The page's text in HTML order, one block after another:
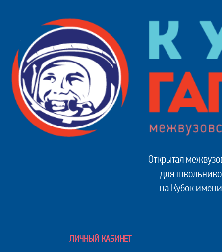
Открытая
для
на Кубок
ЛИЧНЫЙ КАБИНЕТ